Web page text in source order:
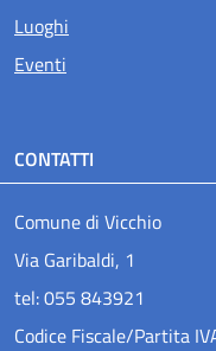
Luoghi
Eventi
CONTATTI
Comune di Vicchio
Via Garibaldi, 1
tel: 055 843921
Codice Fiscale/Partita